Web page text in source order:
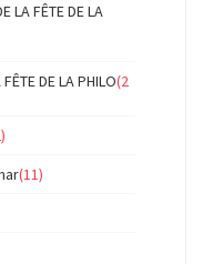
LA FÊTE DE LA
DE LA PHILO(2
(11)